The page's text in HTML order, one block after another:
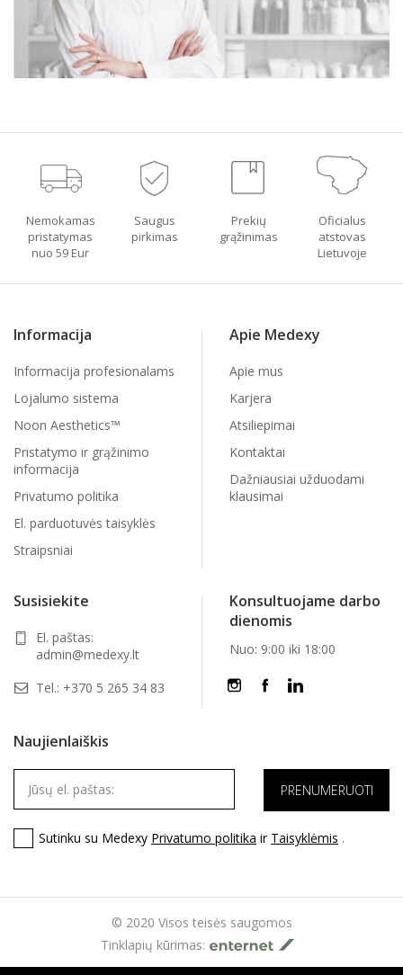
Nemokamas
pristatymas
nuo 59 Eur
Saugus
pirkimas
Prekių
grąžinimas
Oficialus
atstovas
Lietuvoje
Informacija
Informacija profesionalams
Lojalumo sistema
Noon Aesthetics™
Pristatymo ir grąžinimo
informacija
Privatumo politika
El. parduotuvės taisyklės
Straipsniai
Apie Medexy
Apie mus
Karjera
Atsiliepimai
Kontaktai
Dažniausiai užduodami
klausimai
Susisiekite
El. paštas:
admin@medexy.lt
Tel.: +370 5 265 34 83
Konsultuojame darbo
dienomis
Nuo: 9:00 iki 18:00
Naujienlaiškis
Sutinku su Medexy Privatumo politika ir Taisyklėmis .
© 2020 Visos teisės saugomos
Tinklapių kūrimas: